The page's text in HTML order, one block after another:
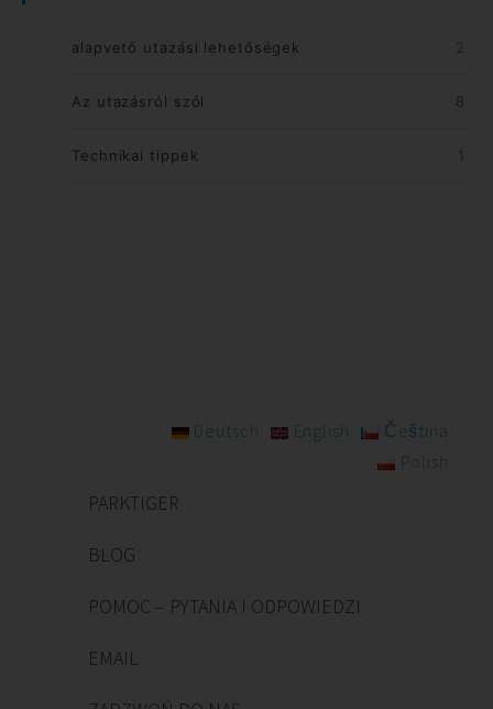
alapvető utazási lehetőségek 2
Az utazásról szól 8
Technikai tippek 1
Deutsch English
Čeština
Polish
PARKTIGER
BLOG
POMOC – PYTANIA I ODPOWIEDZI
EMAIL